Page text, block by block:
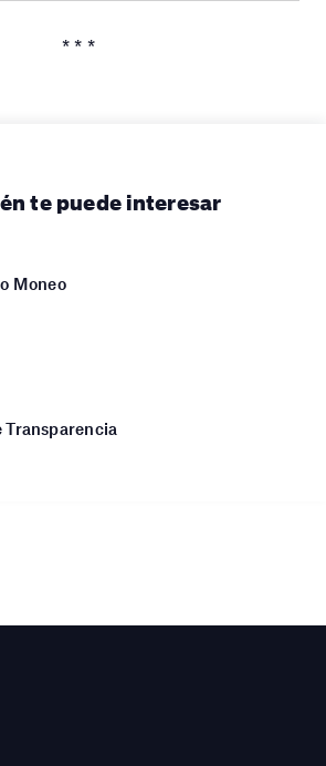
* * *
te puede interesar
Moneo
Transparencia